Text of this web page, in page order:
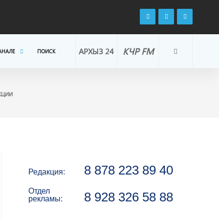
КЧР FM
АРХЫЗ 24
ПОИСК
Редакция: 8 878 223 89 40
Отдел
рекламы:
8 928 326 58 88